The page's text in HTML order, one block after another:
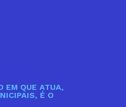
EM QUE ATUA,
É O